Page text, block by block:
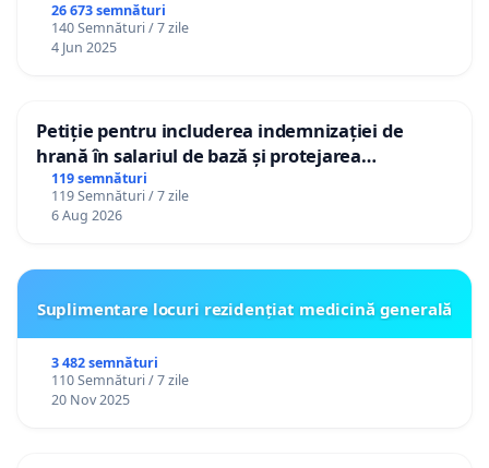
26 673 semnături
140 Semnături / 7 zile
4 Jun 2025
Petiție pentru includerea indemnizației de
hrană în salariul de bază și protejarea
gradațiilor de vechime pentru asistenții
personali
119 semnături
119 Semnături / 7 zile
6 Aug 2026
Suplimentare locuri rezidențiat medicină generală
3 482 semnături
110 Semnături / 7 zile
20 Nov 2025